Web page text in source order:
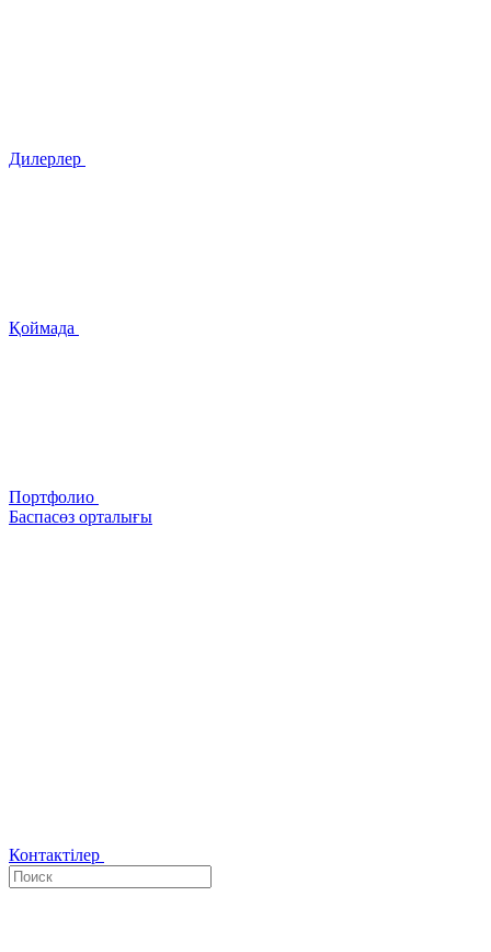
Дилерлер
Қоймада
Портфолио
Баспасөз орталығы
Контактілер